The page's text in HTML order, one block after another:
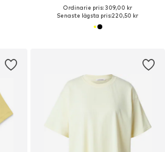
Ordinarie pris: 309,00 kr
Senaste lägsta pris:220,50 kr